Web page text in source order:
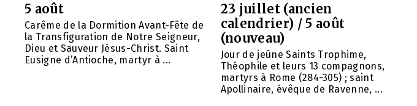
5 août
Carême de la Dormition Avant-Fête de
la Transfiguration de Notre Seigneur,
Dieu et Sauveur Jésus-Christ. Saint
Eusigne d’Antioche, martyr à ...
23 juillet (ancien
calendrier) / 5 août
(nouveau)
Jour de jeûne Saints Trophime,
Théophile et leurs 13 compagnons,
martyrs à Rome (284-305) ; saint
Apollinaire, évêque de Ravenne, ...